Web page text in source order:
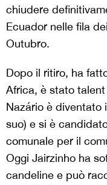
chiudere
Ecuador nelle fila
Outubro.
Dopo il ritiro, ha
Africa, è stato
Nazário è diventato
suo) e si è
comunale per il
Oggi Jairzinho ha
candeline e può